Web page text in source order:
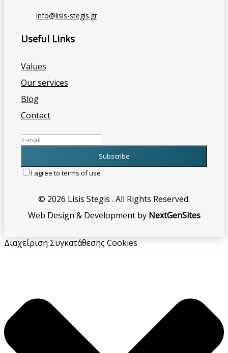
info@lisis-stegis.gr
Useful Links
Values
Our services
Blog
Contact
I agree to terms of use
© 2026 Lisis Stegis . All Rights Reserved.
Web Design & Development by NextGenSites
Διαχείριση Συγκατάθεσης Cookies